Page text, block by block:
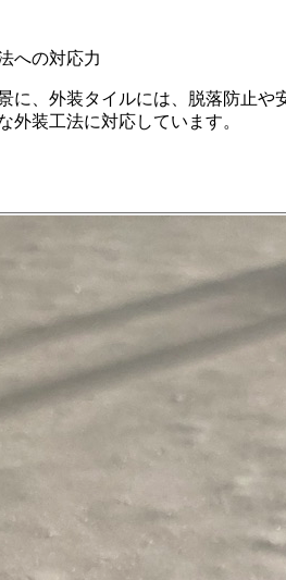
への対応力
に、外装タイルには、脱落防止
外装工法に対応しています。